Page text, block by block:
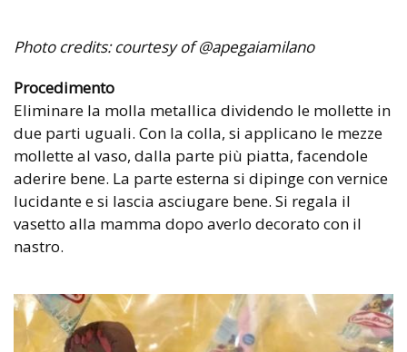
Photo credits: courtesy of @apegaiamilano
Procedimento
Eliminare la molla metallica dividendo le mollette in
due parti uguali. Con la colla, si applicano le mezze
mollette al vaso, dalla parte più piatta, facendole
aderire bene. La parte esterna si dipinge con vernice
lucidante e si lascia asciugare bene. Si regala il
vasetto alla mamma dopo averlo decorato con il
nastro.